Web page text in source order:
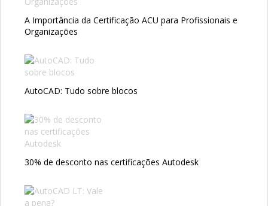
A Importância da Certificação ACU para Profissionais e
Organizações
AutoCAD: Tudo sobre blocos
30% de desconto nas certificações Autodesk